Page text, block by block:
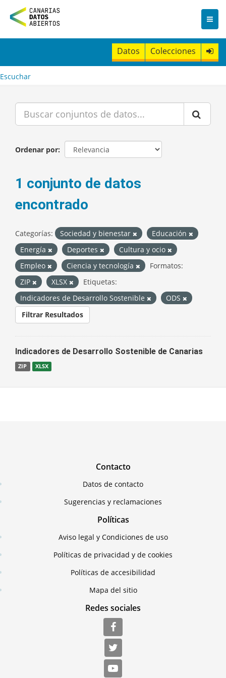
n
t
Datos Colecciones
Escuchar
Ordenar por
1 conjunto de datos
encontrado
Categorías: Sociedad y bienestar
Educación
Energía
Deportes
Cultura y ocio
Empleo
Ciencia y tecnología
Formatos:
ZIP
XLSX
Etiquetas:
Indicadores de Desarrollo Sostenible
ODS
Filtrar Resultados
Indicadores de Desarrollo Sostenible de Canarias
ZIP XLSX
Contacto
Datos de contacto
Sugerencias y reclamaciones
Políticas
Aviso legal y Condiciones de uso
Políticas de privacidad y de cookies
Políticas de accesibilidad
Mapa del sitio
Redes sociales